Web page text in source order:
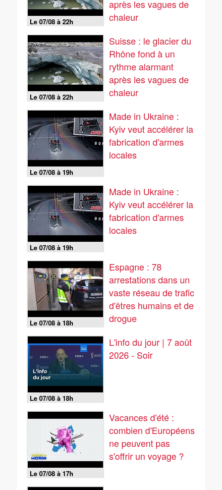
Le 07/08 à 22h
après les vagues de
chaleur
Le 07/08 à 22h
Suisse : le glacier du
Rhône fond à un
rythme alarmant
après les vagues de
chaleur
Le 07/08 à 19h
Made in Ukraine :
Kyiv veut accélérer la
fabrication d'armes
locales
Le 07/08 à 19h
Made in Ukraine :
Kyiv veut accélérer la
fabrication d'armes
locales
Le 07/08 à 18h
Espagne : 78
arrestations dans un
vaste réseau de trafic
d'êtres humains et de
drogue
Le 07/08 à 18h
L'info du jour | 7 août
2026 - Soir
Le 07/08 à 17h
Vacances d'été :
combien d'Européens
ne peuvent pas
s'offrir un voyage ?